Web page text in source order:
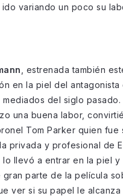
variando un poco su
, estrenada también
en la piel del antagonista
del siglo pasado.
una buena labor,
Tom Parker quien fue
privada y profesional de
lo llevó a entrar en la piel y
parte de la película
ver si su papel le alcanza